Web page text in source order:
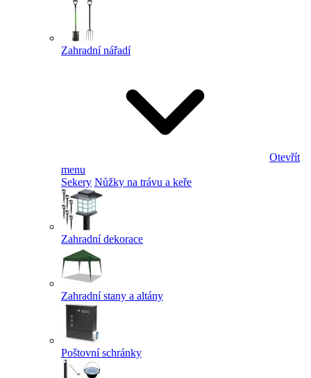
Zahradní nářadí
Otevřít
menu
Sekery Nůžky na trávu a keře
Zahradní dekorace
Zahradní stany a altány
Poštovní schránky